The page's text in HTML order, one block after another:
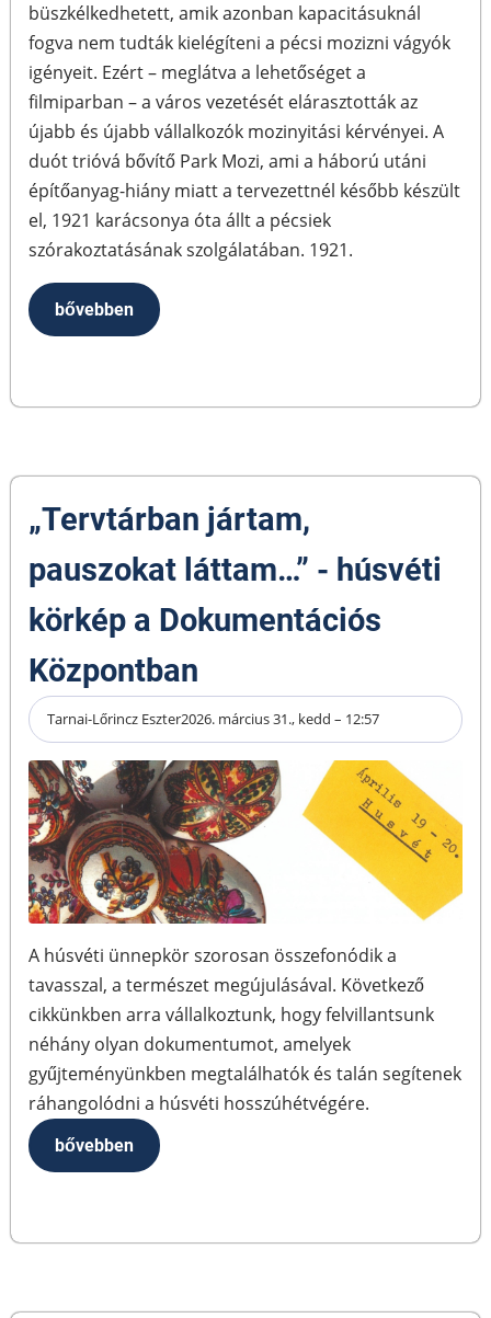
büszkélkedhetett, amik azonban kapacitásuknál
fogva nem tudták kielégíteni a pécsi mozizni vágyók
igényeit. Ezért – meglátva a lehetőséget a
filmiparban – a város vezetését elárasztották az
újabb és újabb vállalkozók mozinyitási kérvényei. A
duót trióvá bővítő Park Mozi, ami a háború utáni
építőanyag-hiány miatt a tervezettnél később készült
el, 1921 karácsonya óta állt a pécsiek
szórakoztatásának szolgálatában. 1921.
bővebben
„Tervtárban jártam,
pauszokat láttam…” - húsvéti
körkép a Dokumentációs
Központban
Tarnai-Lőrincz Eszter2026. március 31., kedd – 12:57
A húsvéti ünnepkör szorosan összefonódik a
tavasszal, a természet megújulásával. Következő
cikkünkben arra vállalkoztunk, hogy felvillantsunk
néhány olyan dokumentumot, amelyek
gyűjteményünkben megtalálhatók és talán segítenek
ráhangolódni a húsvéti hosszúhétvégére.
bővebben